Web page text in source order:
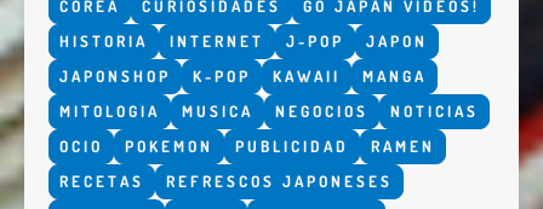
COREA
CURIOSIDADES
GO JAPAN VÍDEOS!
HISTORIA
INTERNET J-POP
JAPON
JAPONSHOP
K-POP KAWAII
MANGA
MITOLOGIA
MUSICA NEGOCIOS
NOTICIAS
OCIO
POKEMON PUBLICIDAD
RAMEN
RECETAS
REFRESCOS JAPONESES